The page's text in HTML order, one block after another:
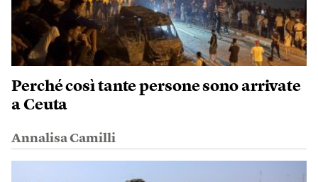
Perché così tante persone sono arrivate
a Ceuta
Annalisa Camilli